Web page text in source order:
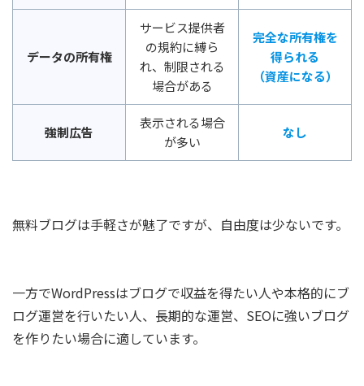
データの所有権
サービス提供者
の規約に縛ら
れ、制限される
場合がある
完全な所有権を
得られる
（資産になる）
強制広告
表示される場合
が多い
なし
無料ブログは手軽さが魅了ですが、自由度は少ないです。
一方でWordPressはブログで収益を得たい人や本格的にブ
ログ運営を行いたい人、長期的な運営、SEOに強いブログ
を作りたい場合に適しています。